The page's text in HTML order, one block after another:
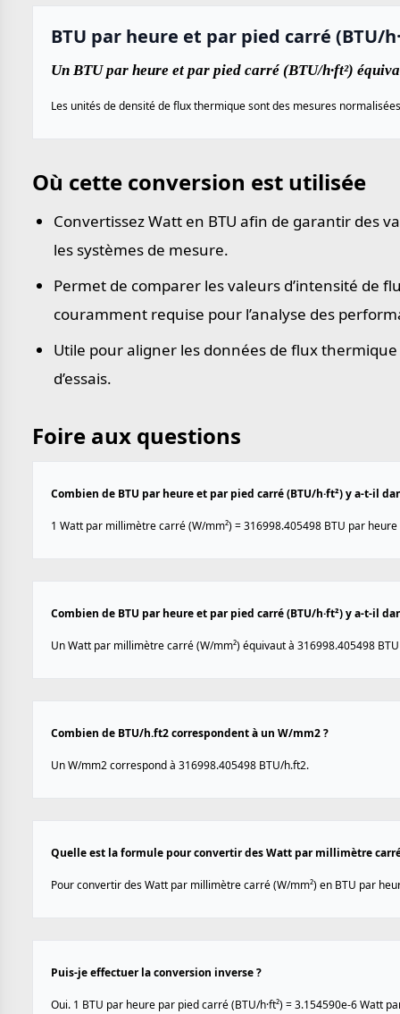
BTU par heure et par pied carré (BTU/
Un BTU par heure et par pied carré (BTU/h·ft²)
Les unités de densité de flux thermique sont des mesures
Où cette conversion est utilisée
Convertissez Watt en BTU afin de garantir des
les systèmes de mesure.
Permet de comparer les valeurs d’intensité de
couramment requise pour l’analyse des
Utile pour aligner les données de flux
d’essais.
Foire aux questions
Combien de BTU par heure et par pied carré (BTU/h·ft²) y a-t-il
1 Watt par millimètre carré (W/mm²) = 316998.405498 BTU par heure
Combien de BTU par heure et par pied carré (BTU/h·ft²) y a-t-il
Un Watt par millimètre carré (W/mm²) équivaut à 316998.405498
Combien de BTU/h.ft2 correspondent à un W/mm2 ?
Un W/mm2 correspond à 316998.405498 BTU/h.ft2.
Quelle est la formule pour convertir des Watt par millimètre
Pour convertir des Watt par millimètre carré (W/mm²) en BTU par
Puis-je effectuer la conversion inverse ?
Oui. 1 BTU par heure par pied carré (BTU/h·ft²) = 3.154590e-6 Watt